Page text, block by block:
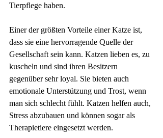
Tierpflege haben.
Einer der größten Vorteile einer Katze ist,
dass sie eine hervorragende Quelle der
Gesellschaft sein kann. Katzen lieben es, zu
kuscheln und sind ihren Besitzern
gegenüber sehr loyal. Sie bieten auch
emotionale Unterstützung und Trost, wenn
man sich schlecht fühlt. Katzen helfen auch,
Stress abzubauen und können sogar als
Therapietiere eingesetzt werden.